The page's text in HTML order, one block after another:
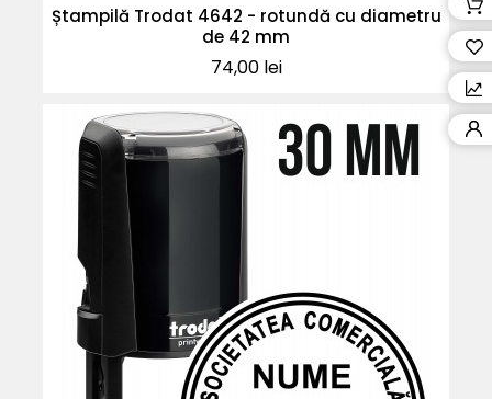
Ștampilă Trodat 4642 - rotundă cu diametru
de 42 mm
Pret
74,00 lei